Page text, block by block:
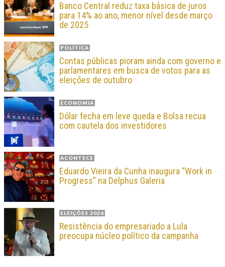
Banco Central reduz taxa básica de juros
para 14% ao ano, menor nível desde março
de 2025
POLÍTICA
Contas públicas pioram ainda com governo e
parlamentares em busca de votos para as
eleições de outubro
ECONOMIA
Dólar fecha em leve queda e Bolsa recua
com cautela dos investidores
ACONTECE
Eduardo Vieira da Cunha inaugura “Work in
Progress” na Delphus Galeria
ELEIÇÕES 2026
Resistência do empresariado a Lula
preocupa núcleo político da campanha